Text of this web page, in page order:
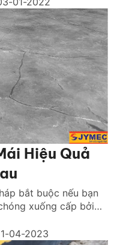
nhé! Nguyên nhân
Hiệu Quả
bắt buộc nếu bạn
xuống cấp bởi
là khu vực chịu
04-2023